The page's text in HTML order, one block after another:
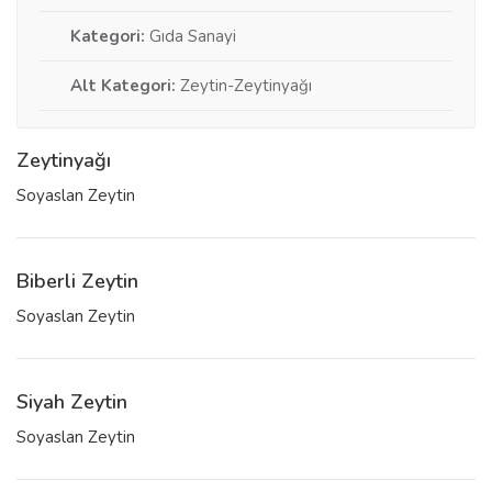
Kategori: Gıda Sanayi
Alt Kategori: Zeytin-Zeytinyağı
Zeytinyağı
Soyaslan Zeytin
Biberli Zeytin
Soyaslan Zeytin
Siyah Zeytin
Soyaslan Zeytin